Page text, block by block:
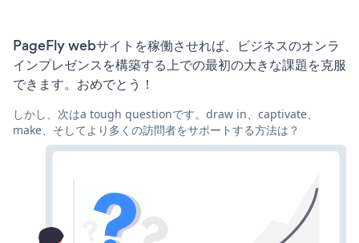
PageFly webサイトを稼働させれば、ビジネスのオンラ
インプレゼンスを構築する上での最初の大きな課題を克服
できます。おめでとう！
しかし、次はa tough questionです。draw in、captivate、
make、そしてより多くの訪問者をサポートする方法は？